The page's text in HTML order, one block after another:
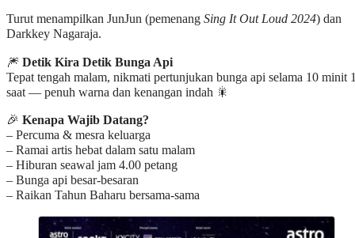
Turut menampilkan JunJun (pemenang Sing It Out Loud 2024) dan
Darkkey Nagaraja.
🎆 Detik Kira Detik Bunga Api
Tepat tengah malam, nikmati pertunjukan bunga api selama 10 minit
saat — penuh warna dan kenangan indah 🎇
🎉 Kenapa Wajib Datang?
– Percuma & mesra keluarga
– Ramai artis hebat dalam satu malam
– Hiburan seawal jam 4.00 petang
– Bunga api besar-besaran
– Raikan Tahun Baharu bersama-sama